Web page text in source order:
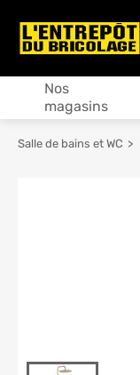
Nos
magasins
Salle de bains et WC